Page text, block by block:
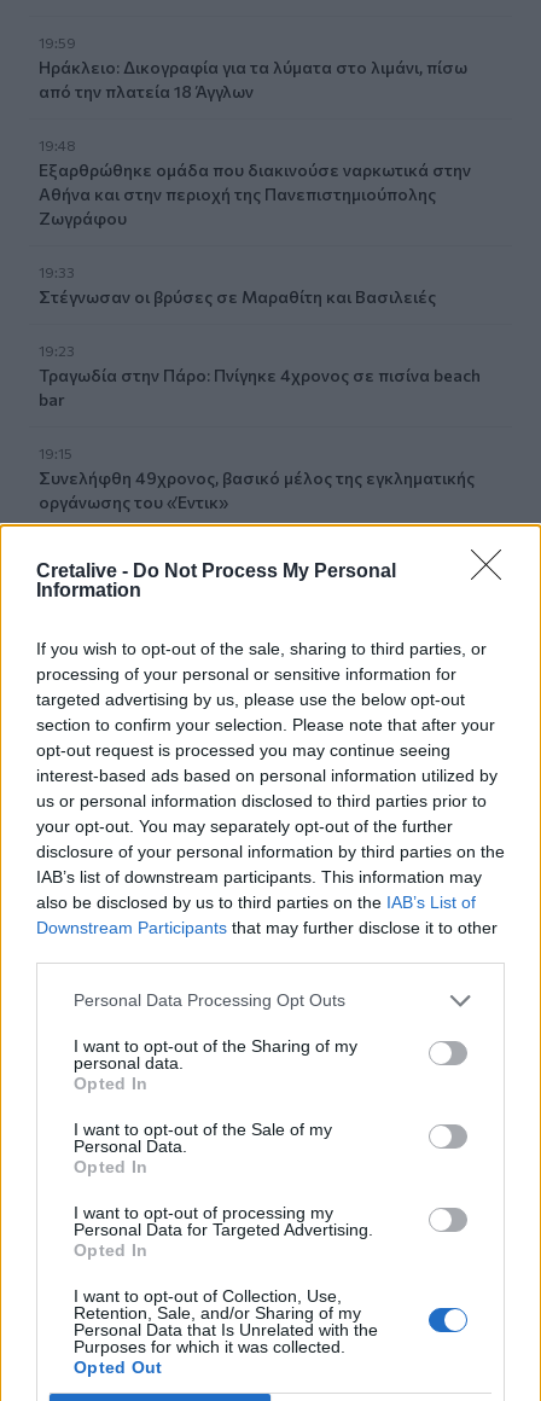
Cretalive - Do Not Process My Personal
Information
If you wish to opt-out of the sale, sharing to third parties, or
processing of your personal or sensitive information for
targeted advertising by us, please use the below opt-out
section to confirm your selection. Please note that after your
opt-out request is processed you may continue seeing
interest-based ads based on personal information utilized by
us or personal information disclosed to third parties prior to
your opt-out. You may separately opt-out of the further
disclosure of your personal information by third parties on the
IAB’s list of downstream participants. This information may
also be disclosed by us to third parties on the IAB’s List of
Downstream Participants that may further disclose it to other
Personal Data Processing Opt Outs
I want to opt-out of the Sharing of my
personal data.
Opted In
I want to opt-out of the Sale of my
Personal Data.
Opted In
I want to opt-out of processing my
Personal Data for Targeted Advertising.
Opted In
I want to opt-out of Collection, Use,
Retention, Sale, and/or Sharing of my
Personal Data that Is Unrelated with the
Purposes for which it was collected.
Opted Out
19:59
Ηράκλειο: Δικογραφία για τα λύματα στο λιμάνι, πίσω
από την πλατεία 18 Άγγλων
19:48
Εξαρθρώθηκε ομάδα που διακινούσε ναρκωτικά στην
Αθήνα και στην περιοχή της Πανεπιστημιούπολης
Ζωγράφου
19:33
Στέγνωσαν οι βρύσες σε Μαραθίτη και Βασιλειές
19:23
Τραγωδία στην Πάρο: Πνίγηκε 4χρονος σε πισίνα beach
bar
19:15
Συνελήφθη 49χρονος, βασικό μέλος της εγκληματικής
οργάνωσης του «Έντικ»
Το Φεστιβάλ Κινηματογράφου Χανίων παρουσιάζει τις
19:04
Καύσωνας και καρδιοπαθείς: Οδηγός προστασίας από
την Ελληνική Καρδιολογική Εταιρεία
ΠΕΡΙΣΣΟΤΕΡΑ
ΣΧΕΤΙΚA AΡΘΡΑ
Στέγνωσαν οι βρύσες σε Μαραθίτη και Βασιλειές
ΠΟΛΙΤΕΣ 19:33
Στέγνωσαν οι βρύσες σε Μαραθίτη
Στέγνωσαν οι βρύσες σε
Μαραθίτη και Βασιλειές
Το μαρτύριο της σταγόνας στην Φορτέτσα: Τρεις μέρες
Φορτέτσα: Τρεις μέρες χωρίς
νερό!
Οι «αγκαζαρισμένες» ξαπλώστρες στις παραλίες
ΠΟΛΙΤΕΣ 12:29
Οι «αγκαζαρισμένες» ξαπλώστρες
Οι «αγκαζαρισμένες»